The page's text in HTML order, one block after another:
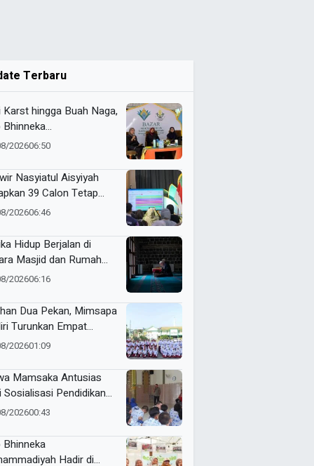
Terbaru
Karst hingga Buah Naga,
Bhinneka
Tunjukkan
Nasyiatul Aisyiyah
202606:50
Nasyiatul Aisyiyah
39 Calon Tetap
2026–2030, Pemilihan
202606:46
Hidup Berjalan di
Masjid dan Rumah
202606:16
Dua Pekan, Mimsapa
Turunkan Empat
pada LBB HUT Ke-
202601:09
Mamsaka Antusias
Sosialisasi Pendidikan
ke Luar Negeri
202600:43
Bhinneka
Hadir di